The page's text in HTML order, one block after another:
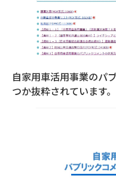
自家用車活用事業のパ
つか抜粋されています。